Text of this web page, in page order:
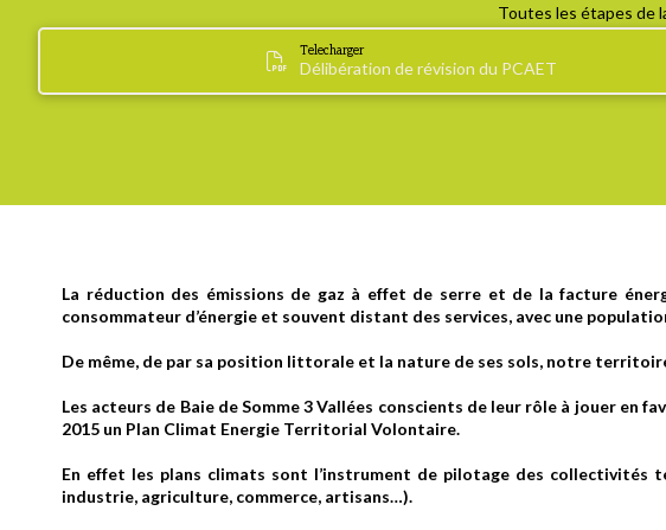
Toutes les étapes de
Telecharger
Délibération de révision du PCAET
La réduction des émissions de gaz à effet de serre et de la facture
consommateur d’énergie et souvent distant des services, avec une
De même, de par sa position littorale et la nature de ses sols, notre
Les acteurs de Baie de Somme 3 Vallées conscients de leur rôle à jouer
2015 un Plan Climat Energie Territorial Volontaire.
En effet les plans climats sont l’instrument de pilotage des collectivités
industrie, agriculture, commerce, artisans…).